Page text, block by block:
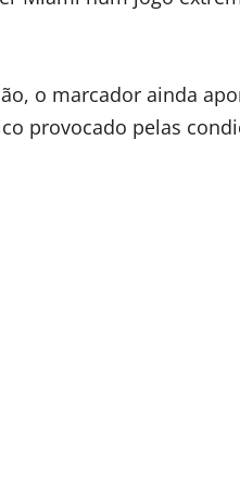
o marcador ainda
provocado pelas